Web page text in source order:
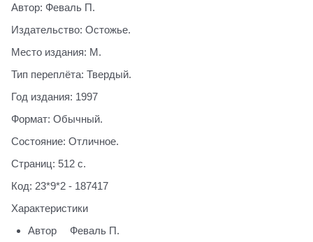
Автор: Феваль П.
Издательство: Остожье.
Место издания: М.
Тип переплёта: Твердый.
Год издания: 1997
Формат: Обычный.
Состояние: Отличное.
Страниц: 512 с.
Код: 23*9*2 - 187417
Характеристики
Автор
Феваль П.